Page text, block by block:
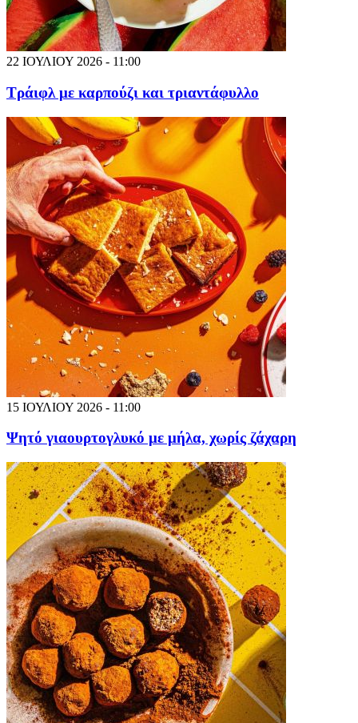
22 ΙΟΥΛΙΟΥ 2026 - 11:00
Τράιφλ με καρπούζι και τριαντάφυλλο
15 ΙΟΥΛΙΟΥ 2026 - 11:00
Ψητό γιαουρτογλυκό με μήλα, χωρίς ζάχαρη